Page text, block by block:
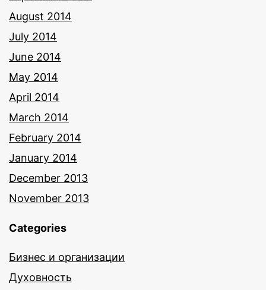
August 2014
July 2014
June 2014
May 2014
April 2014
March 2014
February 2014
January 2014
December 2013
November 2013
Categories
Бизнес и организации
Духовность